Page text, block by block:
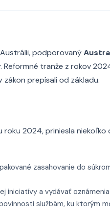
podporovaný
tranže z rokov
prepísali od základu.
2024, priniesla niekoľko
zasahovanie do
iniciatívy a vydávať
službám, ku ktorým